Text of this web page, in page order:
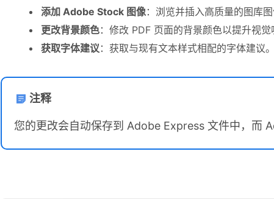
添加 Adobe Stock 图像：浏览并插入高质量的图库图
更改背景颜色：修改 PDF 页面的背景颜色以提升视觉
获取字体建议：获取与现有文本样式相配的字体建议。
注释
您的更改会自动保存到 Adobe Express 文件中，而